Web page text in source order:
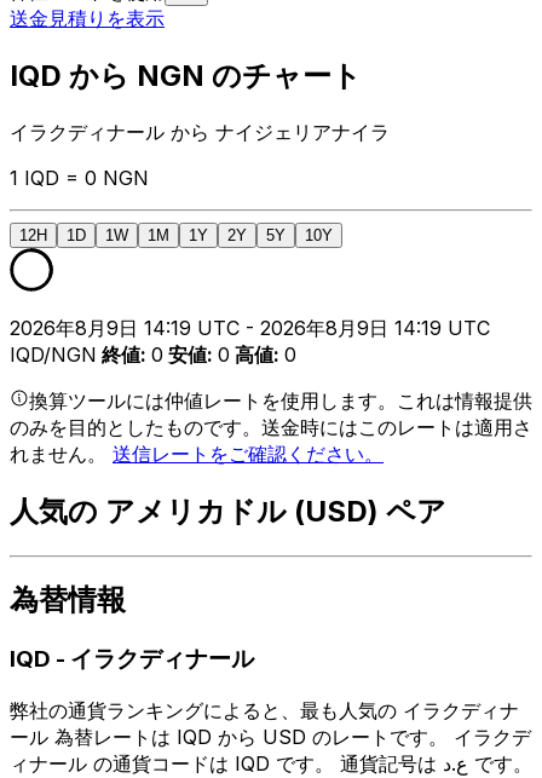
送金見積りを表示
IQD から NGN のチャート
イラクディナール から ナイジェリアナイラ
1 IQD = 0 NGN
12H 1D 1W 1M 1Y 2Y 5Y 10Y
2026年8月9日 14:19 UTC - 2026年8月9日 14:19 UTC
IQD/NGN 終値: 0 安値: 0 高値: 0
換算ツールには仲値レートを使用します。これは情報提供
のみを目的としたものです。送金時にはこのレートは適用さ
れません。 送信レートをご確認ください。
人気の アメリカドル (USD) ペア
為替情報
IQD - イラクディナール
弊社の通貨ランキングによると、最も人気の イラクディナ
ール 為替レートは IQD から USD のレートです。 イラクデ
ィナール の通貨コードは IQD です。 通貨記号は ع.د です。